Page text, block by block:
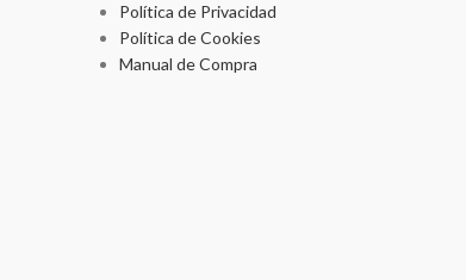
Política de Privacidad
Política de Cookies
Manual de Compra